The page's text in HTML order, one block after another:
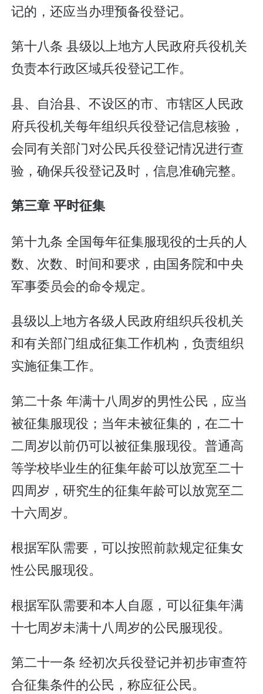
记的，还应当办理预备役登记。
第十八条 县级以上地方人民政府兵役机关
负责本行政区域兵役登记工作。
县、自治县、不设区的市、市辖区人民政
府兵役机关每年组织兵役登记信息核验，
会同有关部门对公民兵役登记情况进行查
验，确保兵役登记及时，信息准确完整。
第三章 平时征集
第十九条 全国每年征集服现役的士兵的人
数、次数、时间和要求，由国务院和中央
军事委员会的命令规定。
县级以上地方各级人民政府组织兵役机关
和有关部门组成征集工作机构，负责组织
实施征集工作。
第二十条 年满十八周岁的男性公民，应当
被征集服现役；当年未被征集的，在二十
二周岁以前仍可以被征集服现役。普通高
等学校毕业生的征集年龄可以放宽至二十
四周岁，研究生的征集年龄可以放宽至二
十六周岁。
根据军队需要，可以按照前款规定征集女
性公民服现役。
根据军队需要和本人自愿，可以征集年满
十七周岁未满十八周岁的公民服现役。
第二十一条 经初次兵役登记并初步审查符
合征集条件的公民，称应征公民。